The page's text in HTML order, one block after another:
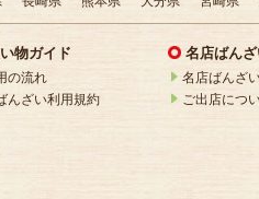
物ガイド
の流れ
んざい利用規約
名店ばんざ
名店ばんざ
ご出店につ